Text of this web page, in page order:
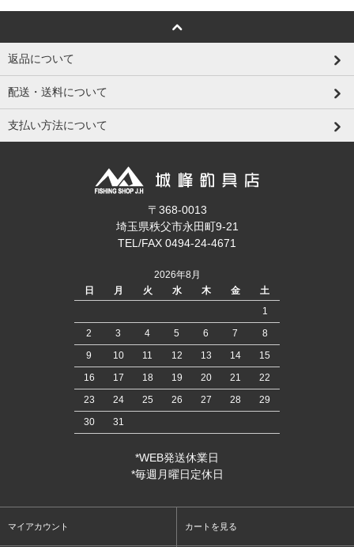
返品について
配送・送料について
支払い方法について
〒368-0013
埼玉県秩父市永田町9-21
TEL/FAX 0494-24-4671
2026年8月
日
月 火 水 木 金
土
1
2
3 4 5 6 7
8
9
10 11 12 13 14
15
16
17 18 19 20 21
22
23
24 25 26 27 28
29
30
31
*WEB発送休業日
*毎週月曜日定休日
マイアカウント カートを見る